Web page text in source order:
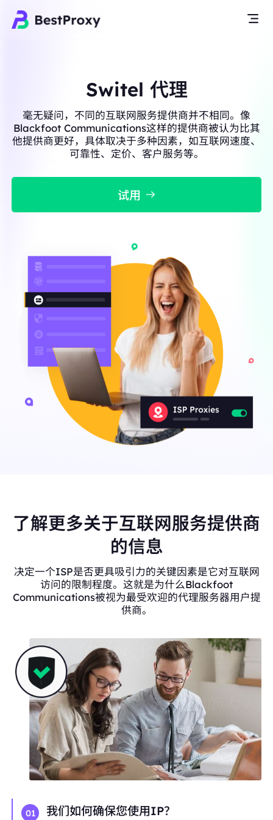
Switel 代理
毫无疑问，不同的互联网服务提供商并不相同。像
Blackfoot Communications这样的提供商被认为比其
他提供商更好，具体取决于多种因素，如互联网速度、
可靠性、定价、客户服务等。
试用
了解更多关于互联网服务提供商
的信息
决定一个ISP是否更具吸引力的关键因素是它对互联网
访问的限制程度。这就是为什么Blackfoot
Communications被视为最受欢迎的代理服务器用户提
供商。
01 我们如何确保您使用IP？